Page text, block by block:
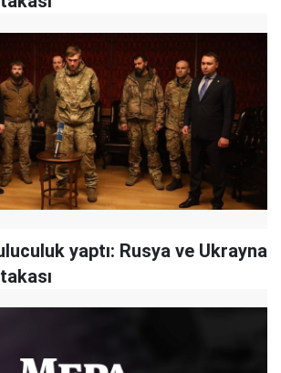
yaptı: Rusya ve Ukrayna